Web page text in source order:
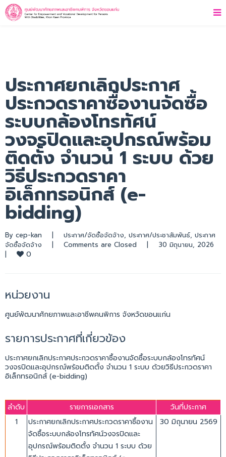
ประกาศยกเลิกประกาศ
ประกวดราคาซื้องานจัดซื้อ
ระบบกล้องโทรทัศน์
วงจรปิดและอุปกรณ์พร้อม
ติดตั้ง จำนวน 1 ระบบ ด้วย
วิธีประกวดราคา
อิเล็กทรอนิกส์ (e-
bidding)
By cep-kan | ประกาศ/จัดซื้อจัดจ้าง, ประกาศ/ประชาสัมพันธ์, ประกาศ
จัดซื้อจัดจ้าง
| Comments are Closed |
|
0
หน่วยงาน
ศูนย์พัฒนาศักยภาพและอาชีพคนพิการ จังหวัดขอนแก่น
รายการประกาศที่เกี่ยวข้อง
ประกาศยกเลิกประกาศประกวดราคาซื้องานจัดซื้อระบบกล้องโทรทัศน์
วงจรปิดและอุปกรณ์พร้อมติดตั้ง จำนวน 1 ระบบ ด้วยวิธีประกวดราคา
อิเล็กทรอนิกส์ (e-bidding)
ลำดับ รายการเอกสาร
วันที่ประกาศ
1
ประกาศยกเลิกประกาศประกวดราคาซื้องาน
จัดซื้อระบบกล้องโทรทัศน์วงจรปิดและ
อุปกรณ์พร้อมติดตั้ง จำนวน 1 ระบบ ด้วย
30 มิถุนายน 2569